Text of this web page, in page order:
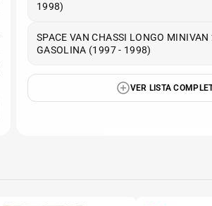
1998)
SPACE VAN CHASSI LONGO
GASOLINA (1997 - 1998)
VER LISTA